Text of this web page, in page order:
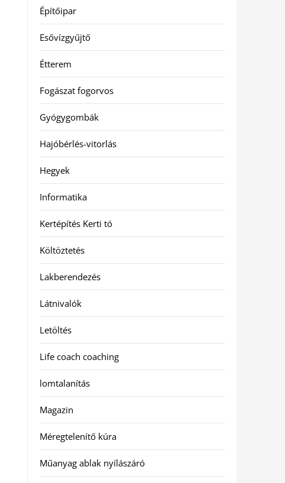
Építőipar
Esővízgyűjtő
Étterem
Fogászat fogorvos
Gyógygombák
Hajóbérlés-vitorlás
Hegyek
Informatika
Kertépítés Kerti tó
Költöztetés
Lakberendezés
Látnivalók
Letöltés
Life coach coaching
lomtalanítás
Magazin
Méregtelenítő kúra
Műanyag ablak nyílászáró